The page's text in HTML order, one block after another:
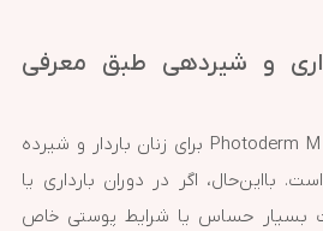
و شیردهی طبق معرفی
در معرفی رسمی محصول، Photoderm M برای زنان باردار و شیرده
بااین‌حال، اگر در دوران بارداری یا
حساس یا شرایط پوستی خاص